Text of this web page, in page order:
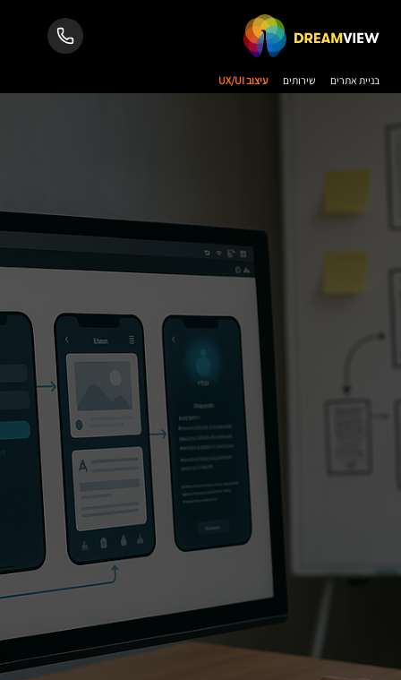
בניית אתרים שירותים עיצוב UX/UI